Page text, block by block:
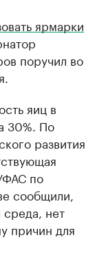
ярмарки
поручил во
яиц в
30%. По
развития
по
сообщили,
среда, нет
причин для